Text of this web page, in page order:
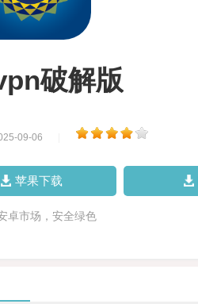
破解版
09-06
苹果下载
卓市场，安全绿色